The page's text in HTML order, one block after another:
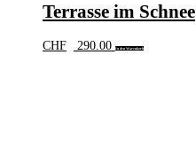
Terrasse im Schnee
CHF 290.00 In den Warenkorb